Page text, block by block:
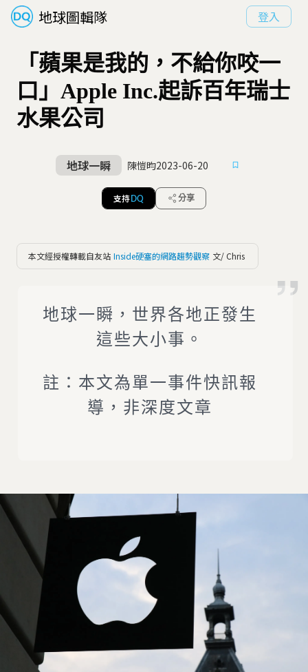
地球圖輯隊 登入
「蘋果是我的，不給你咬一
口」Apple Inc.起訴百年瑞士
水果公司
地球一瞬 陳愷昀2023-06-20
支持 DQ 分享
本文經授權轉載自友站 Inside硬塞的網路趨勢觀察 文/ Chris
地球一瞬，世界各地正發生
這些大小事。
註：本文為單一事件快訊報
導，非深度文章